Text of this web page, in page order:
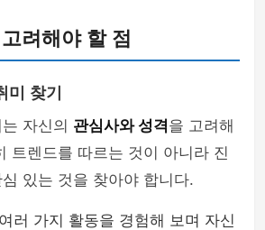
려해야 할 점
미 찾기
자신의 관심사와 성격을 고려해
트렌드를 따르는 것이 아니라 진
있는 것을 찾아야 합니다.
러 가지 활동을 경험해 보며 자신